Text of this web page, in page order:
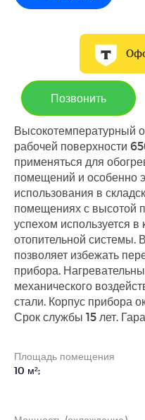
Позвонить
Высокотемпературный
рабочей поверхности
применяться для
помещений и особенно
использования в
помещениях с высотой
успехом используется в
отопительной системы.
позволяет избежать
прибора.
механического
стали. Корпус прибора
Срок службы 15 лет.
Площадь помещения
10 м²;